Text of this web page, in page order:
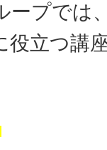
ープでは
役立つ講